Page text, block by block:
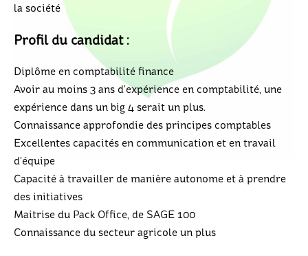
la société
Profil du candidat :
Diplôme en comptabilité finance
Avoir au moins 3 ans d’expérience en comptabilité, une
expérience dans un big 4 serait un plus.
Connaissance approfondie des principes comptables
Excellentes capacités en communication et en travail
d’équipe
Capacité à travailler de manière autonome et à prendre
des initiatives
Maitrise du Pack Office, de SAGE 100
Connaissance du secteur agricole un plus